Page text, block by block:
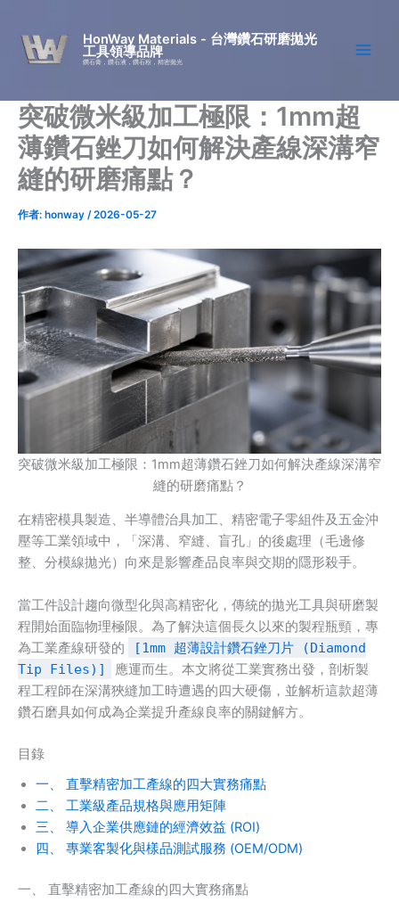
HonWay Materials - 台灣鑽石研磨拋光
工具領導品牌
鑽石膏，鑽石液，鑽石粉，精密拋光
突破微米級加工極限：1mm超
薄鑽石銼刀如何解決產線深溝窄
縫的研磨痛點？
作者: honway /2026-05-27
突破微米級加工極限：1mm超薄鑽石銼刀如何解決產線深溝窄
縫的研磨痛點？
在精密模具製造、半導體治具加工、精密電子零組件及五金沖
壓等工業領域中，「深溝、窄縫、盲孔」的後處理（毛邊修
整、分模線拋光）向來是影響產品良率與交期的隱形殺手。
當工件設計趨向微型化與高精密化，傳統的拋光工具與研磨製
程開始面臨物理極限。為了解決這個長久以來的製程瓶頸，專
為工業產線研發的
[1mm 超薄設計鑽石銼刀片 (Diamond
Tip Files)]
應運而生。本文將從工業實務出發，剖析製
程工程師在深溝狹縫加工時遭遇的四大硬傷，並解析這款超薄
鑽石磨具如何成為企業提升產線良率的關鍵解方。
目錄
一、 直擊精密加工產線的四大實務痛點
二、 工業級產品規格與應用矩陣
三、 導入企業供應鏈的經濟效益 (ROI)
四、 專業客製化與樣品測試服務 (OEM/ODM)
一、 直擊精密加工產線的四大實務痛點